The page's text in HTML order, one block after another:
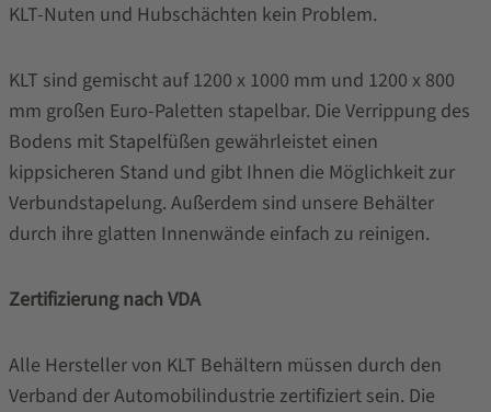
KLT-Nuten und Hubschächten kein Problem.
KLT sind gemischt auf 1200 x 1000 mm und 1200 x 800
mm großen Euro-Paletten stapelbar. Die Verrippung des
Bodens mit Stapelfüßen gewährleistet einen
kippsicheren Stand und gibt Ihnen die Möglichkeit zur
Verbundstapelung. Außerdem sind unsere Behälter
durch ihre glatten Innenwände einfach zu reinigen.
Zertifizierung nach VDA
Alle Hersteller von KLT Behältern müssen durch den
Verband der Automobilindustrie zertifiziert sein. Die